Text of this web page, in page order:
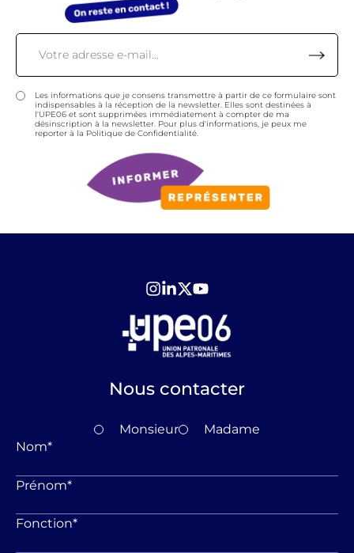
Les informations que je consens transmettre à partir de ce formulaire sont
indispensables à la réception de la newsletter. Elles sont destinées à
l'UPE06 et sont supprimées immédiatement à compter de ma
désinscription à la newsletter. Pour plus d'informations, je peux me
reporter à la Politique de Confidentialité.
Nous contacter
Monsieur
Madame
Nom*
Prénom*
Fonction*